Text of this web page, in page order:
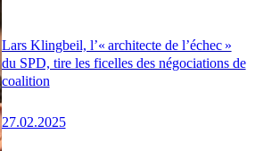
Lars Klingbeil, l’« architecte de l’échec »
du SPD, tire les ficelles des négociations de
coalition
27.02.2025